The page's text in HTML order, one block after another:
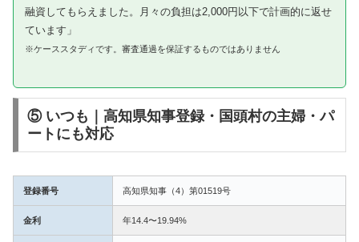
融資してもらえました。月々の負担は2,000円以下で計画的に返せ
ています」
※ケーススタディです。審査通過を保証するものではありません
⑤ いつも｜高知県知事登録・国頭村の主婦・パ
ートにも対応
登録番号 高知県知事（4）第01519号
金利 年14.4〜19.94%